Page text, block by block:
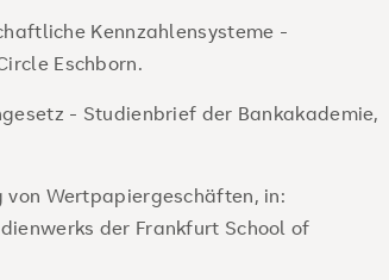
Kennzahlensysteme -
Eschborn.
- Studienbrief der Bankakademie,
von Wertpapiergeschäften, in:
der Frankfurt School of